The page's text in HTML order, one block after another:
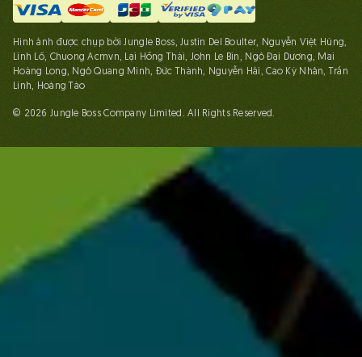
Hình ảnh được chụp bởi Jungle Boss, Justin Del Boulter, Nguyễn Việt Hùng,
Linh Lố, Chuong Acmvn, Lại Hồng Thái, John Le Bin, Ngô Đại Dương, Mai
Hoàng Long, Ngô Quang Minh, Đức Thành, Nguyễn Hải, Cao Kỳ Nhân, Trần
Linh, Hoàng Táo
© 2026 Jungle Boss Company Limited. All Rights Reserved.